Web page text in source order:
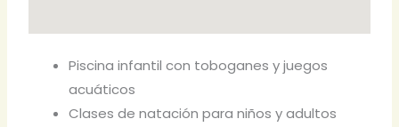
Piscina infantil con toboganes y juegos
acuáticos
Clases de natación para niños y adultos